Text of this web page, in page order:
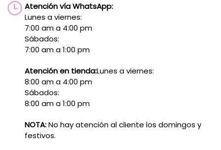
Atención vía WhatsApp:
Lunes a viernes:
7:00 am a 4:00 pm
Sábados:
7:00 am a 1:00 pm
Atención en tienda:Lunes a viernes:
8:00 am a 4:00 pm
Sábados:
8:00 am a 1:00 pm
NOTA:No hay atención al cliente los domingos y
festivos.